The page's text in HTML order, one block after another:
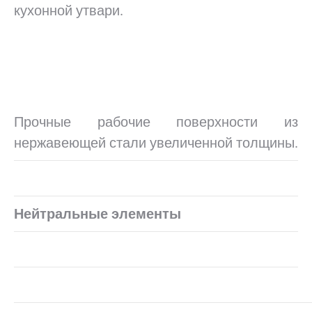
кухонной утвари.
Прочные рабочие поверхности из
нержавеющей стали увеличенной толщины.
Нейтральные элементы